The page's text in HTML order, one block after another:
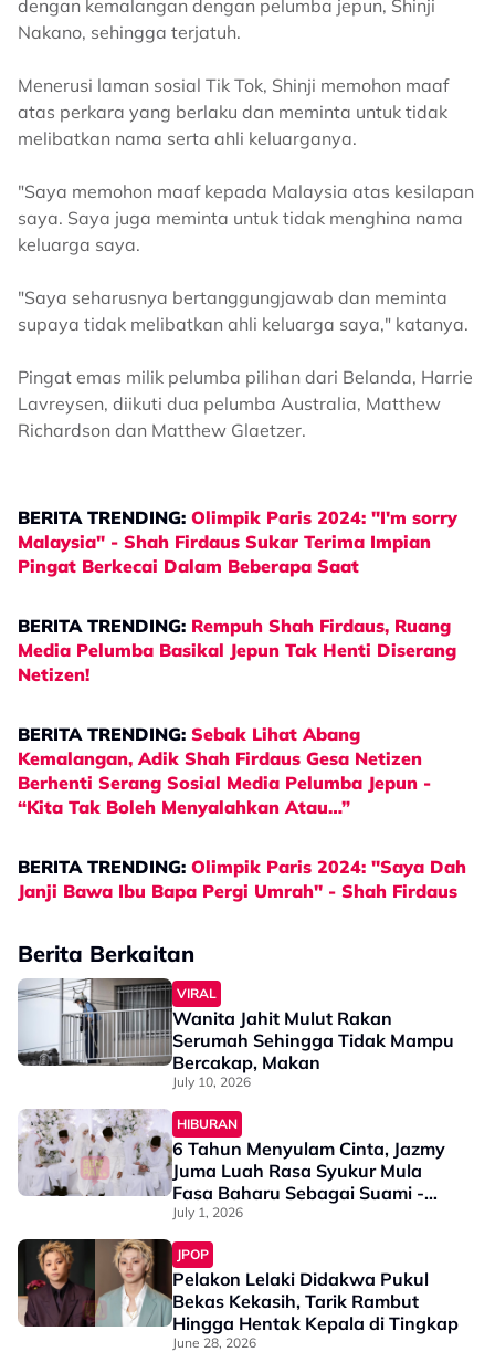
dengan kemalangan dengan pelumba jepun, Shinji
Nakano, sehingga terjatuh.
Menerusi laman sosial Tik Tok, Shinji memohon maaf
atas perkara yang berlaku dan meminta untuk tidak
melibatkan nama serta ahli keluarganya.
"Saya memohon maaf kepada Malaysia atas kesilapan
saya. Saya juga meminta untuk tidak menghina nama
keluarga saya.
"Saya seharusnya bertanggungjawab dan meminta
supaya tidak melibatkan ahli keluarga saya," katanya.
Pingat emas milik pelumba pilihan dari Belanda, Harrie
Lavreysen, diikuti dua pelumba Australia, Matthew
Richardson dan Matthew Glaetzer.
BERITA TRENDING: Olimpik Paris 2024: "I'm sorry
Malaysia" - Shah Firdaus Sukar Terima Impian
Pingat Berkecai Dalam Beberapa Saat
BERITA TRENDING: Rempuh Shah Firdaus, Ruang
Media Pelumba Basikal Jepun Tak Henti Diserang
Netizen!
BERITA TRENDING: Sebak Lihat Abang
Kemalangan, Adik Shah Firdaus Gesa Netizen
Berhenti Serang Sosial Media Pelumba Jepun -
“Kita Tak Boleh Menyalahkan Atau…”
BERITA TRENDING: Olimpik Paris 2024: "Saya Dah
Janji Bawa Ibu Bapa Pergi Umrah" - Shah Firdaus
Berita Berkaitan
VIRAL
Wanita Jahit Mulut Rakan
Serumah Sehingga Tidak Mampu
Bercakap, Makan
July 10, 2026
HIBURAN
6 Tahun Menyulam Cinta, Jazmy
Juma Luah Rasa Syukur Mula
Fasa Baharu Sebagai Suami -
“Terima Kasih Kerana…”
July 1, 2026
JPOP
Pelakon Lelaki Didakwa Pukul
Bekas Kekasih, Tarik Rambut
Hingga Hentak Kepala di Tingkap
June 28, 2026